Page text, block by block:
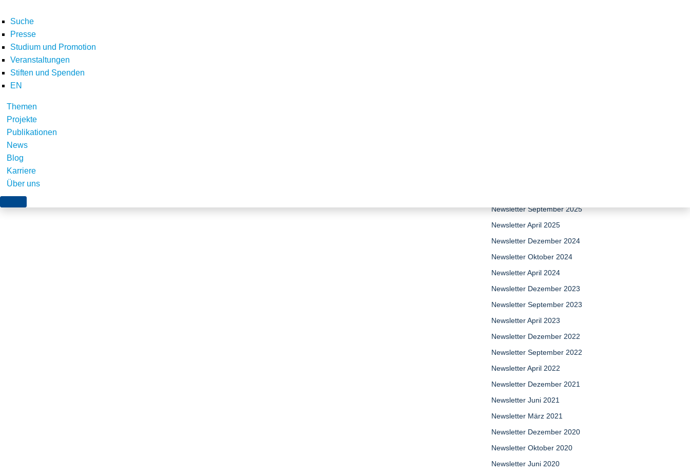
Suche
Presse
Studium und Promotion
Veranstaltungen
Stiften und Spenden
EN
Themen
Projekte
Publikationen
News
Blog
Karriere
Über uns
Home E-Letter Newsletter Oktober 2019
Teilen
Newsletter September 2025
Newsletter April 2025
Newsletter Dezember 2024
Newsletter Oktober 2024
Newsletter April 2024
Newsletter Dezember 2023
Newsletter September 2023
Newsletter April 2023
Newsletter Dezember 2022
Newsletter September 2022
Newsletter April 2022
Newsletter Dezember 2021
Newsletter Juni 2021
Newsletter März 2021
Newsletter Dezember 2020
Newsletter Oktober 2020
Newsletter Juni 2020